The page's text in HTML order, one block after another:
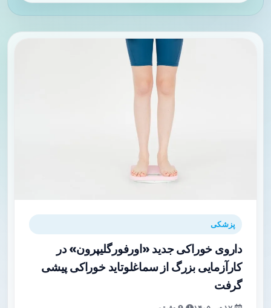
پزشکی
داروی خوراکی جدید «اورفورگلیپرون» در
کارآزمایی بزرگ از سماغلوتاید خوراکی پیشی
گرفت